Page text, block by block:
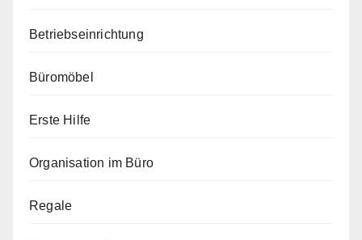
Betriebseinrichtung
Büromöbel
Erste Hilfe
Organisation im Büro
Regale